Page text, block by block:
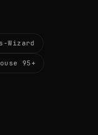
Wizard
95+